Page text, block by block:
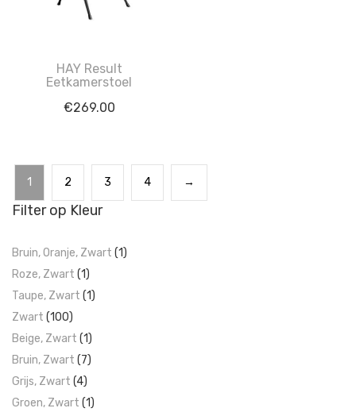
HAY Result
Eetkamerstoel
€269.00
1 2 3 4 →
Filter op Kleur
Bruin, Oranje, Zwart (1)
Roze, Zwart (1)
Taupe, Zwart (1)
Zwart (100)
Beige, Zwart (1)
Bruin, Zwart (7)
Grijs, Zwart (4)
Groen, Zwart (1)